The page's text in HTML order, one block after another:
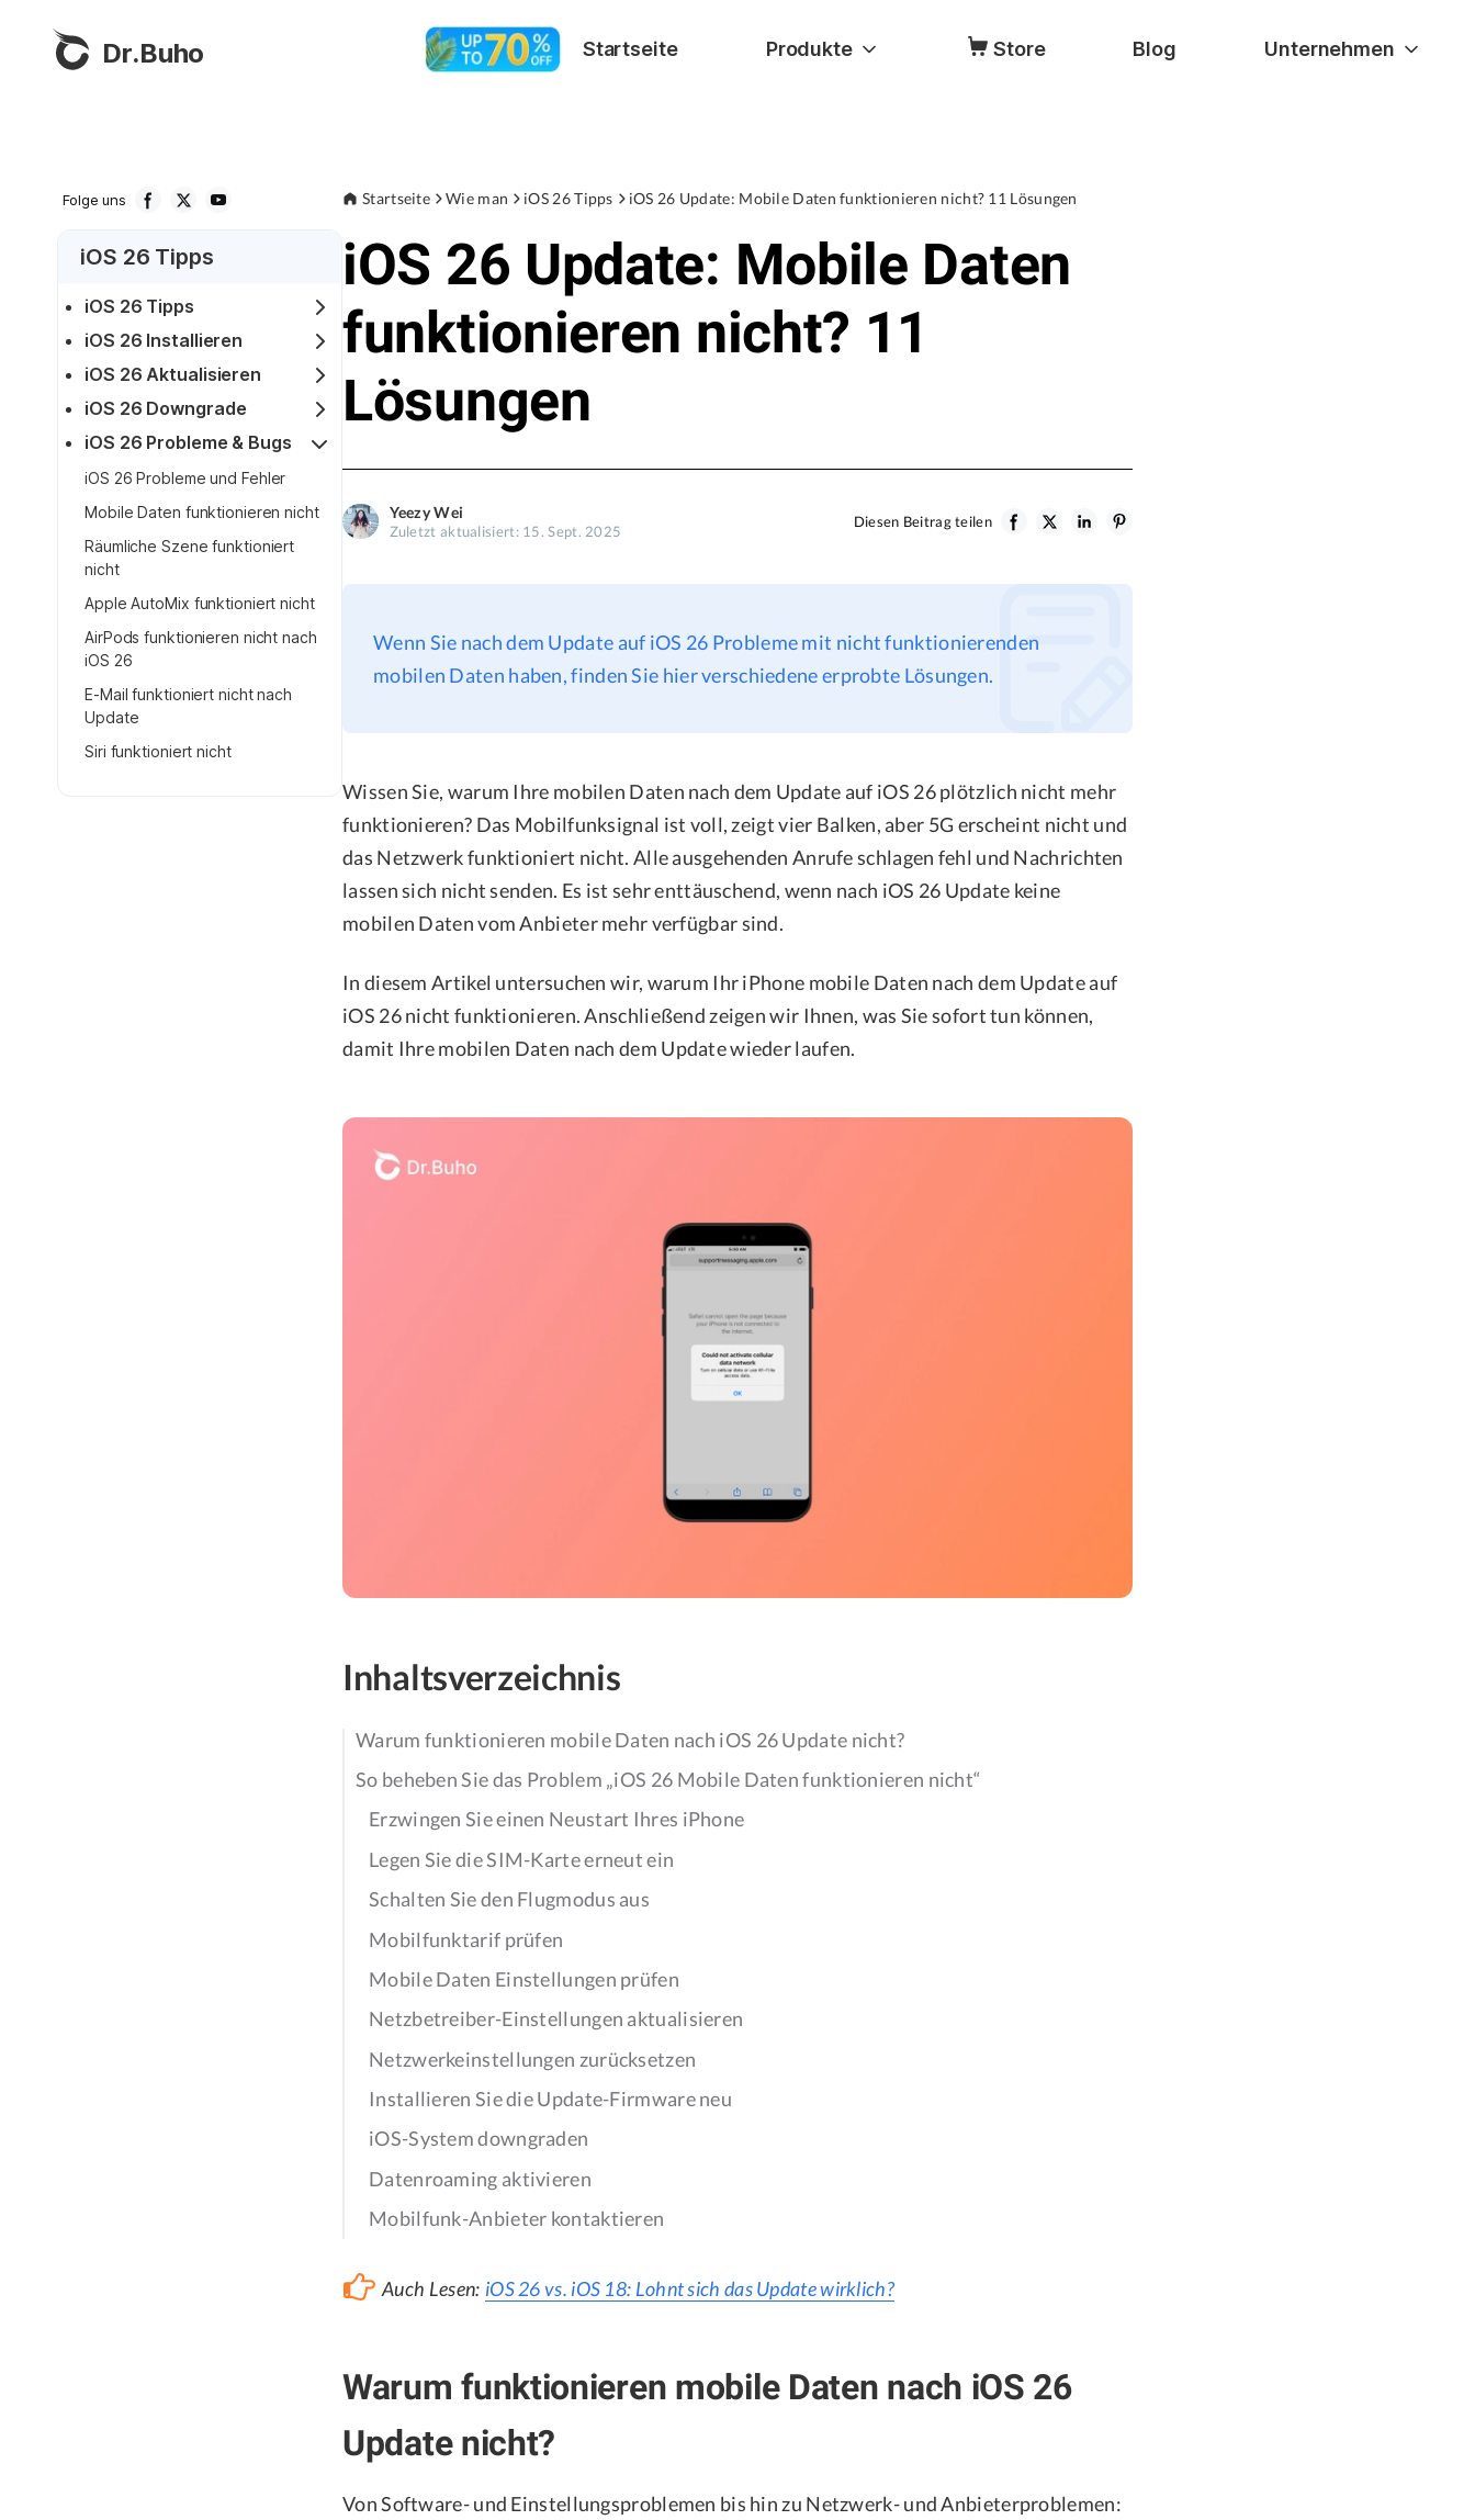
Dr.Buho Startseite Produkte Store Blog Unternehmen
Folge uns
iOS 26 Tipps
iOS 26 Tipps
iOS 26 Installieren
iOS 26 Aktualisieren
iOS 26 Downgrade
iOS 26 Probleme & Bugs
iOS 26 Probleme und Fehler
Mobile Daten funktionieren nicht
Räumliche Szene funktioniert
nicht
Apple AutoMix funktioniert nicht
AirPods funktionieren nicht nach
iOS 26
E-Mail funktioniert nicht nach
Update
Siri funktioniert nicht
Startseite Wie man iOS 26 Tipps iOS 26 Update: Mobile Daten funktionieren nicht? 11 Lösungen
iOS 26 Update: Mobile Daten
funktionieren nicht? 11
Lösungen
Yeezy Wei
Zuletzt aktualisiert: 15. Sept. 2025
Diesen Beitrag teilen
Wenn Sie nach dem Update auf iOS 26 Probleme mit nicht funktionierenden
mobilen Daten haben, finden Sie hier verschiedene erprobte Lösungen.
Wissen Sie, warum Ihre mobilen Daten nach dem Update auf iOS 26 plötzlich nicht mehr
funktionieren? Das Mobilfunksignal ist voll, zeigt vier Balken, aber 5G erscheint nicht und
das Netzwerk funktioniert nicht. Alle ausgehenden Anrufe schlagen fehl und Nachrichten
lassen sich nicht senden. Es ist sehr enttäuschend, wenn nach iOS 26 Update keine
mobilen Daten vom Anbieter mehr verfügbar sind.
In diesem Artikel untersuchen wir, warum Ihr iPhone mobile Daten nach dem Update auf
iOS 26 nicht funktionieren. Anschließend zeigen wir Ihnen, was Sie sofort tun können,
damit Ihre mobilen Daten nach dem Update wieder laufen.
Inhaltsverzeichnis
Warum funktionieren mobile Daten nach iOS 26 Update nicht?
So beheben Sie das Problem „iOS 26 Mobile Daten funktionieren nicht“
Erzwingen Sie einen Neustart Ihres iPhone
Legen Sie die SIM-Karte erneut ein
Schalten Sie den Flugmodus aus
Mobilfunktarif prüfen
Mobile Daten Einstellungen prüfen
Netzbetreiber-Einstellungen aktualisieren
Netzwerkeinstellungen zurücksetzen
Installieren Sie die Update-Firmware neu
iOS-System downgraden
Datenroaming aktivieren
Mobilfunk-Anbieter kontaktieren
Auch Lesen: iOS 26 vs. iOS 18: Lohnt sich das Update wirklich?
Warum funktionieren mobile Daten nach iOS 26
Update nicht?
Von Software- und Einstellungsproblemen bis hin zu Netzwerk- und Anbieterproblemen: